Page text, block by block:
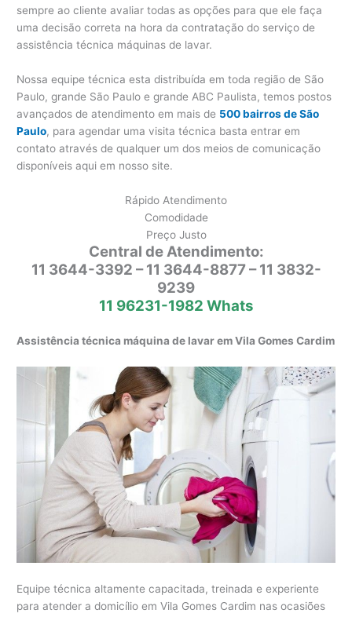
sempre ao cliente avaliar todas as opções para que ele faça
uma decisão correta na hora da contratação do serviço de
assistência técnica máquinas de lavar.
Nossa equipe técnica esta distribuída em toda região de São
Paulo, grande São Paulo e grande ABC Paulista, temos postos
avançados de atendimento em mais de 500 bairros de São
Paulo, para agendar uma visita técnica basta entrar em
contato através de qualquer um dos meios de comunicação
disponíveis aqui em nosso site.
Rápido Atendimento
Comodidade
Preço Justo
Central de Atendimento:
11 3644-3392 – 11 3644-8877 – 11 3832-
9239
11 96231-1982 Whats
Assistência técnica máquina de lavar em Vila Gomes Cardim
Equipe técnica altamente capacitada, treinada e experiente
para atender a domicílio em Vila Gomes Cardim nas ocasiões